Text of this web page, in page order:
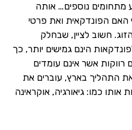
מתחומים נוספים… אותה
הפונדקאית ואת פרטי
חשוב לציין, שבחלק
הינם גמישים יותר, כך
רווקות אשר אינם עומדים
התהליך בארץ, עוברים את
כמו: גיאורגיה, אוקראינה